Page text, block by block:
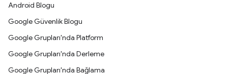
Android Blogu
Google Güvenlik Blogu
Google Grupları'nda Platform
Google Grupları'nda Derleme
Google Grupları'nda Bağlama